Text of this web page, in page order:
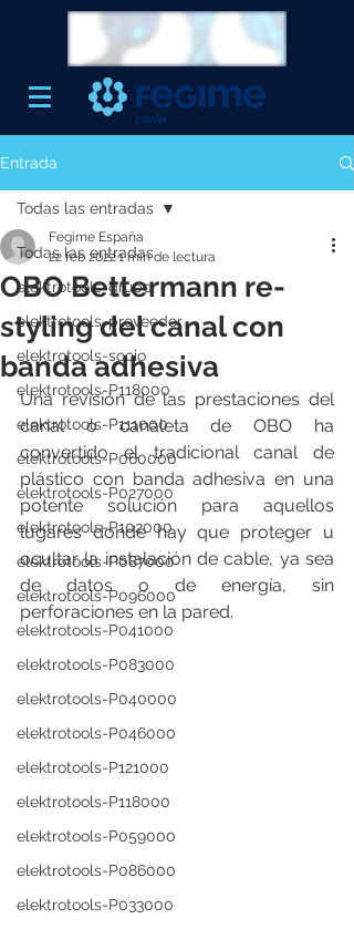
Entrada
Todas las entradas
elektrotools-grupo
elektrotools-proveedor
elektrotools-socio
elektrotools-P118000
elektrotools-P111000
elektrotools-P060000
elektrotools-P027000
elektrotools-P102000
elektrotools-P087000
elektrotools-P096000
elektrotools-P041000
elektrotools-P083000
elektrotools-P040000
elektrotools-P046000
elektrotools-P121000
elektrotools-P118000
elektrotools-P059000
elektrotools-P086000
elektrotools-P033000
Todas las entradas
OBO Bettermann re-
styling del canal con
banda adhesiva
Fegime España
22 feb 20221 min de lectura
Una revisión de las prestaciones del
canal o canaleta de OBO ha
convertido el tradicional canal de
plástico con banda adhesiva en una
potente solución para aquellos
lugares donde hay que proteger u
ocultar la instalación de cable, ya sea
de datos o de energía, sin
perforaciones en la pared.